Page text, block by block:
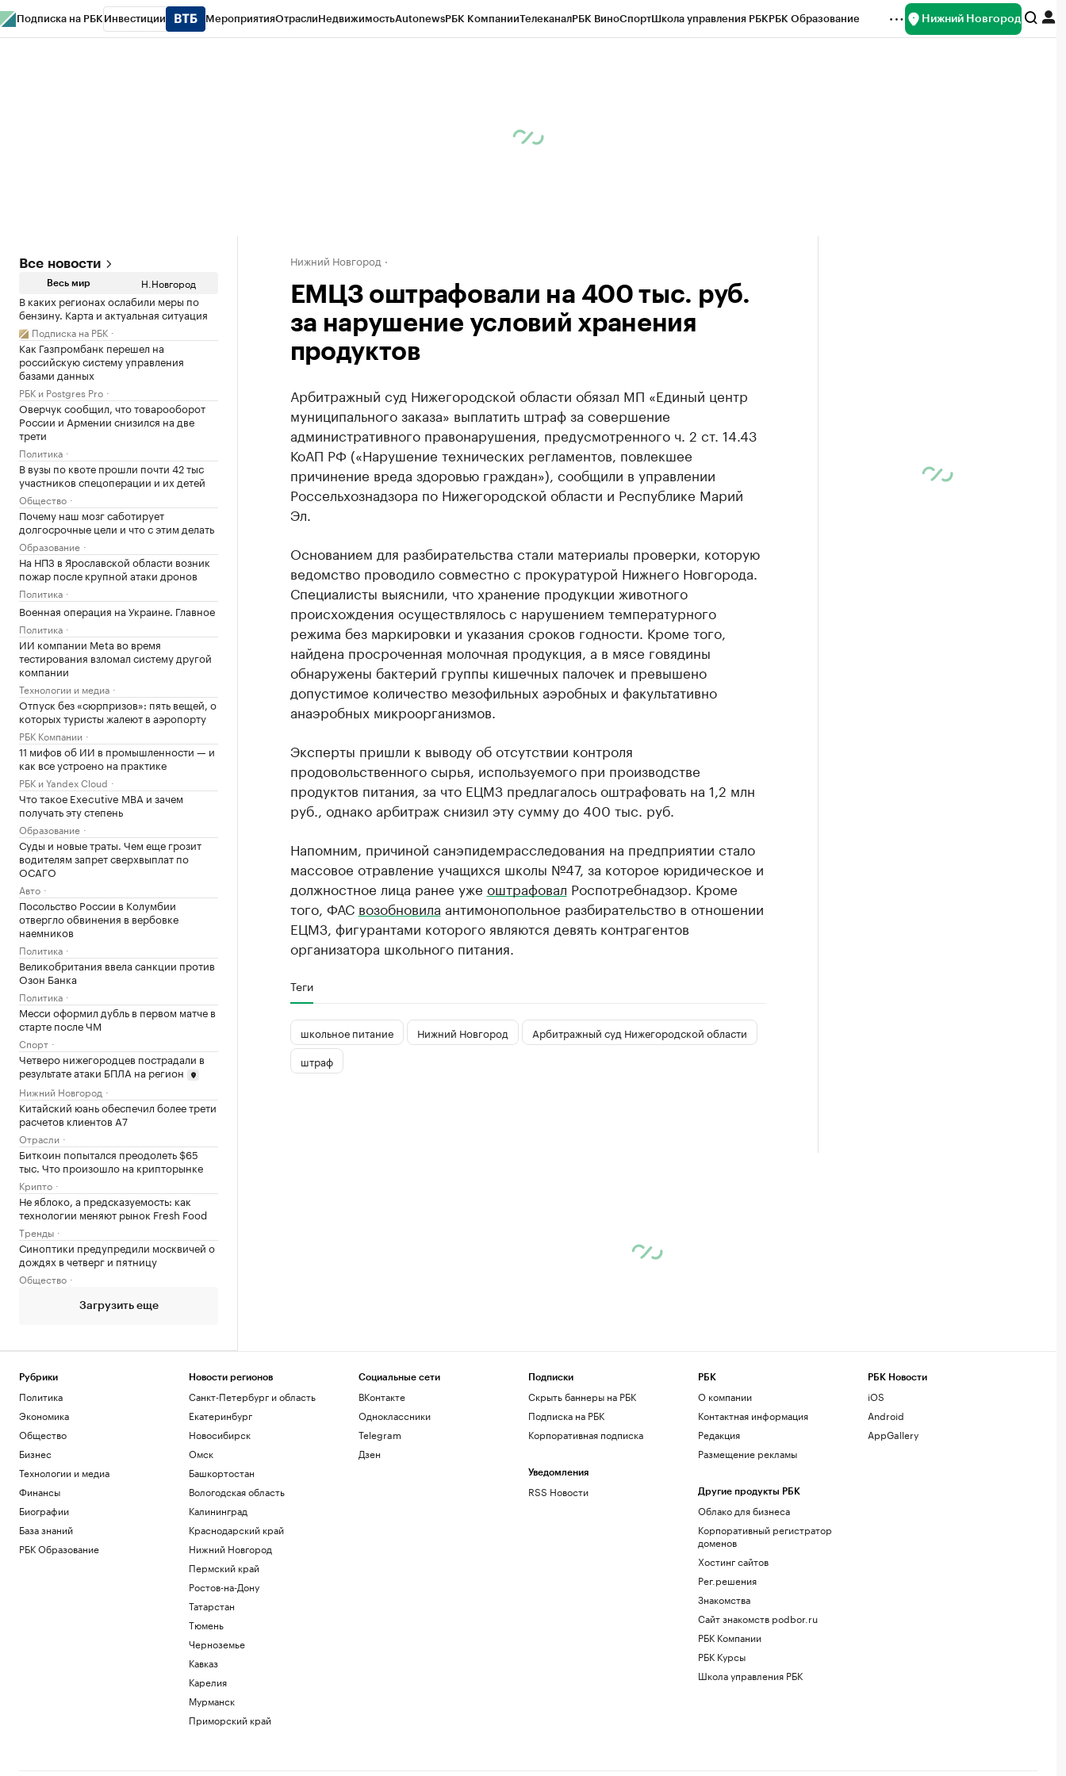
Подписка на РБК Инвестиции МероприятияОтраслиНедвижимостьAutonewsРБК КомпанииТелеканалРБК ВиноСпортШкола управления РБКРБК Образование Нижний Новгород
Все новости
Весь мир Н.Новгород
В каких регионах ослабили меры по
бензину. Карта и актуальная ситуация
Подписка на РБК
Как Газпромбанк перешел на
российскую систему управления
базами данных
РБК и Postgres Pro
Оверчук сообщил, что товарооборот
России и Армении снизился на две
трети
Политика
В вузы по квоте прошли почти 42 тыс
участников спецоперации и их детей
Общество
Почему наш мозг саботирует
долгосрочные цели и что с этим делать
Образование
На НПЗ в Ярославской области возник
пожар после крупной атаки дронов
Политика
Военная операция на Украине. Главное
Политика
ИИ компании Meta во время
тестирования взломал систему другой
компании
Технологии и медиа
Отпуск без «сюрпризов»: пять вещей, о
которых туристы жалеют в аэропорту
РБК Компании
11 мифов об ИИ в промышленности — и
как все устроено на практике
РБК и Yandex Cloud
Что такое Executive MBA и зачем
получать эту степень
Образование
Суды и новые траты. Чем еще грозит
водителям запрет сверхвыплат по
ОСАГО
Авто
Посольство России в Колумбии
отвергло обвинения в вербовке
наемников
Политика
Великобритания ввела санкции против
Озон Банка
Политика
Месси оформил дубль в первом матче в
старте после ЧМ
Спорт
Четверо нижегородцев пострадали в
результате атаки БПЛА на регион
Нижний Новгород
Китайский юань обеспечил более трети
расчетов клиентов А7
Отрасли
Биткоин попытался преодолеть $65
тыс. Что произошло на крипторынке
Крипто
Не яблоко, а предсказуемость: как
технологии меняют рынок Fresh Food
Тренды
Синоптики предупредили москвичей о
дождях в четверг и пятницу
Общество
Загрузить еще
Нижний Новгород
ЕМЦЗ оштрафовали на 400 тыс. руб.
за нарушение условий хранения
продуктов
Арбитражный суд Нижегородской области обязал МП «Единый центр
муниципального заказа» выплатить штраф за совершение
административного правонарушения, предусмотренного ч. 2 ст. 14.43
КоАП РФ («Нарушение технических регламентов, повлекшее
причинение вреда здоровью граждан»), сообщили в управлении
Россельхознадзора по Нижегородской области и Республике Марий
Эл.
Основанием для разбирательства стали материалы проверки, которую
ведомство проводило совместно с прокуратурой Нижнего Новгорода.
Специалисты выяснили, что хранение продукции животного
происхождения осуществлялось с нарушением температурного
режима без маркировки и указания сроков годности. Кроме того,
найдена просроченная молочная продукция, а в мясе говядины
обнаружены бактерий группы кишечных палочек и превышено
допустимое количество мезофильных аэробных и факультативно
анаэробных микроорганизмов.
Эксперты пришли к выводу об отсутствии контроля
продовольственного сырья, используемого при производстве
продуктов питания, за что ЕЦМЗ предлагалось оштрафовать на 1,2 млн
руб., однако арбитраж снизил эту сумму до 400 тыс. руб.
Напомним, причиной санэпидемрасследования на предприятии стало
массовое отравление учащихся школы №47, за которое юридическое и
должностное лица ранее уже оштрафовал Роспотребнадзор. Кроме
того, ФАС возобновила антимонопольное разбирательство в отношении
ЕЦМЗ, фигурантами которого являются девять контрагентов
организатора школьного питания.
Теги
школьное питание Нижний Новгород
Арбитражный суд Нижегородской области
штраф
Рубрики
Политика
Экономика
Общество
Бизнес
Технологии и медиа
Финансы
Биографии
База знаний
РБК Образование
Новости регионов
Санкт-Петербург и область
Екатеринбург
Новосибирск
Омск
Башкортостан
Вологодская область
Калининград
Краснодарский край
Нижний Новгород
Пермский край
Ростов-на-Дону
Татарстан
Тюмень
Черноземье
Кавказ
Карелия
Мурманск
Приморский край
Социальные сети
ВКонтакте
Одноклассники
Telegram
Дзен
Подписки
Скрыть баннеры на РБК
Подписка на РБК
Корпоративная подписка
Уведомления
RSS Новости
РБК
О компании
Контактная информация
Редакция
Размещение рекламы
Другие продукты РБК
Облако для бизнеса
Корпоративный регистратор
доменов
Хостинг сайтов
Рег.решения
Знакомства
Сайт знакомств podbor.ru
РБК Компании
РБК Курсы
Школа управления РБК
РБК Новости
iOS
Android
AppGallery